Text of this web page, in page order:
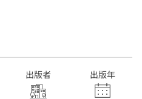
出版者 出版年